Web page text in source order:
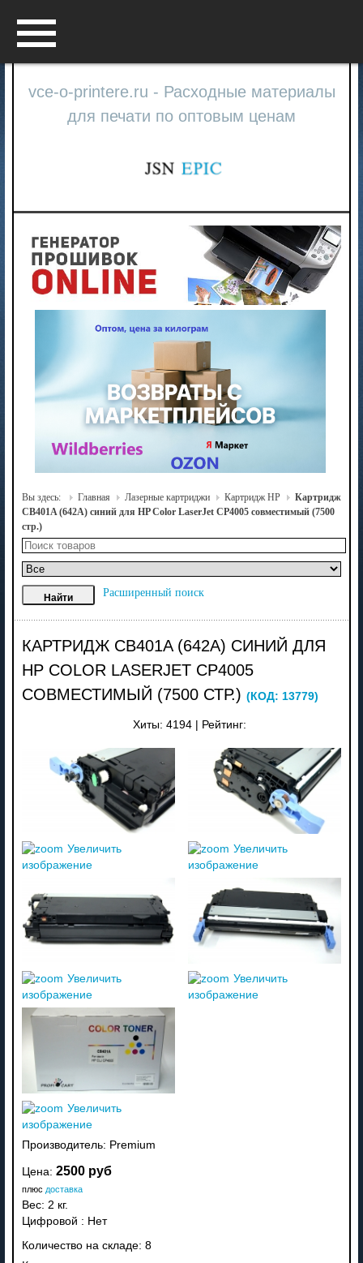
vce-o-printere.ru - Расходные материалы
для печати по оптовым ценам
Вы здесь: Главная Лазерные картриджи Картридж HP
Картридж
CB401A (642A) синий для HP Color LaserJet CP4005 совместимый (7500
стр.)
Расширенный поиск
КАРТРИДЖ CB401A (642A) СИНИЙ ДЛЯ
HP COLOR LASERJET CP4005
СОВМЕСТИМЫЙ (7500 СТР.) (КОД: 13779)
Хиты: 4194 Рейтинг:
Увеличить
изображение
Увеличить
изображение
Увеличить
изображение
Увеличить
изображение
Увеличить
изображение
Производитель: Premium
Цена: 2500 руб
плюс доставка
Вес: 2 кг.
Цифровой : Нет
Количество на складе: 8